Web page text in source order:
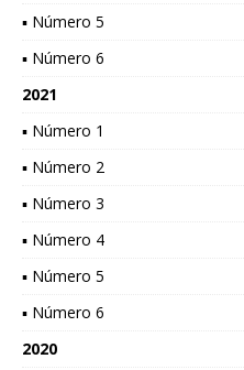
▪ Número 5
▪ Número 6
2021
▪ Número 1
▪ Número 2
▪ Número 3
▪ Número 4
▪ Número 5
▪ Número 6
2020